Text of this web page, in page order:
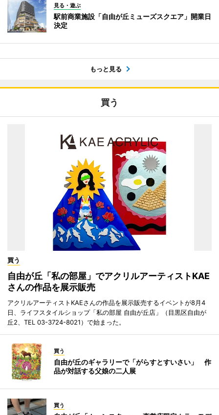
見る・遊ぶ
駅前商業施設「自由が丘ミューズスクエア」開業日
決定
もっと見る
買う
買う
自由が丘「私の部屋」でアクリルアーティストKAE
さんの作品を展示販売
アクリルアーティストKAEさんの作品を展示販売するイベントが8月4
日、ライフスタイルショップ「私の部屋 自由が丘店」（目黒区自由が
丘2、TEL 03-3724-8021）で始まった。
買う
自由が丘のギャラリーで「がらすとすいさい」 作
品が対話する父娘の二人展
買う